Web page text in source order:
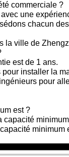
commerciale ?
une
chacun
la ville de
est de 1 ans.
installer la
pour
est ?
minimum